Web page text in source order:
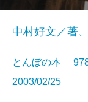
中村好文／著
とんぼの本
2003/02/25